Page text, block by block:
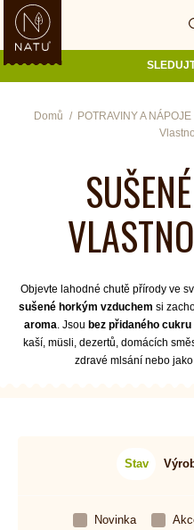
Domů POTRAVINY A NÁPOJE
Objevte lahodné chutě přírody ve
sušené horkým vzduchem si
aroma . Jsou bez přidaného cukru
kaší, müsli, dezertů, domácích
zdravé mlsání nebo
Stav
Novinka